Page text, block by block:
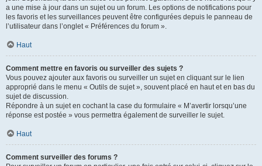
a une mise à jour dans un sujet ou un forum. Les options de notifications pour
les favoris et les surveillances peuvent être configurées depuis le panneau de
l’utilisateur dans l’onglet « Préférences du forum ».
Haut
Comment mettre en favoris ou surveiller des sujets ?
Vous pouvez ajouter aux favoris ou surveiller un sujet en cliquant sur le lien
approprié dans le menu « Outils de sujet », souvent placé en haut et en bas du
sujet de discussion.
Répondre à un sujet en cochant la case du formulaire « M’avertir lorsqu’une
réponse est postée » vous permettra également de surveiller le sujet.
Haut
Comment surveiller des forums ?